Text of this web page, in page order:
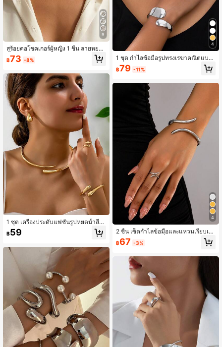
9
สร้อยคอโชคเกอร์ผู้หญิง 1 ชิ้น ลายหยด
น้ำขนาดใหญ่ ลาวาเหลว ผิวสัมผัสเมทัล
ลิก ดีไซน์เรขาคณิตมินิมอลแบบบิดเกลี
ประจำวัน และใส่ไปทำงาน
฿73 -8%
1 ชุด เครื่องประดับแฟชั่นรูปหยดน้ำสีท
อง, ประกอบด้วยสร้อยคอเพรียวบาง, ต่า
งหู, สร้อยข้อมือ, และแหวน, เครื่องประดั
ของผู้หญิง, งานปาร์ตี้, งานเลี้ยง, การเดิ
นทาง, และวันหยุด
฿59
4
1 ชุด กำไลข้อมือรูปทรงเรขาคณิตแบบเ
กินจริง วินเทจ, ต่างหูรูปทรงหยดสำหรับ
สตรี
฿79 -11%
4
2 ชิ้น เซ็ตกำไลข้อมือและแหวนเรียบเงิ
น อุปกรณ์เสริมแฟชั่นสำหรับใส่ในชีวิต
ประจำวันและชีวิตปกติ
฿67 -3%